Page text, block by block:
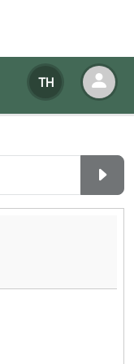
TH
งาน